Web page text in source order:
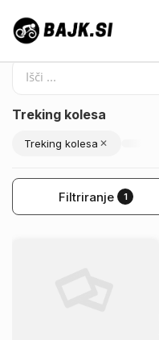
Treking kolesa
Filtriranje 1
Treking kolesa ✕